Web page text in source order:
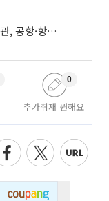
요르단 아카바 지역에 '대피령'…美 대사관, 공항·항구 접근 금지 권고
추가취재 원해요
0